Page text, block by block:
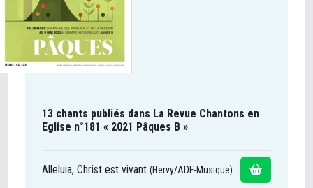
13 chants publiés dans La Revue Chantons en
Eglise n°181 « 2021 Pâques B »
Alleluia, Christ est vivant (Hervy/ADF-Musique)